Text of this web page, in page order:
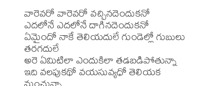
వారెవరో వారెవరో వచ్చినదెందుకనో
ఎదలోనే ఎదలోనే దాగినదెందుకనో
ఏమైందో నాకే తెలియదులే గుండెల్లో గుబులు
తరగదులే
అరె ఏమిటిలా ఎందుకిలా తడబడిపోతున్నా
ఇది వలపుకథో వయసువ్యధో తెలియక